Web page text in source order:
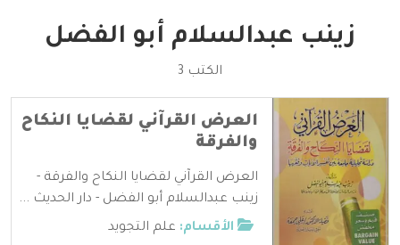
زينب عبدالسلام أبو الفضل
الكتب 3
العرض القرآني لقضايا النكاح
والفرقة
العرض القرآني لقضايا النكاح والفرقة -
زينب عبدالسلام أبو الفضل - دار الحديث ...
الأقسام: علم التجويد